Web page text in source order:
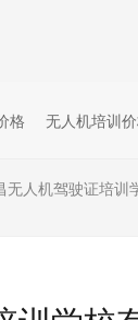
格 无人机培训
无人机驾驶证培训